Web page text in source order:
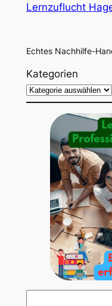
Lernzuflucht
Echtes Nachhilfe-
Kategorien